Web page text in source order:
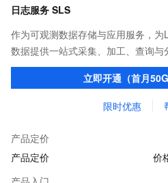
日志服务 SLS
作为可观测数据存储与应用服务，
数据提供一站式采集、加工、查询
投递等功能，提升研发、运维、运
立即开通（首月
限时优惠
产品定价
产品定价
价